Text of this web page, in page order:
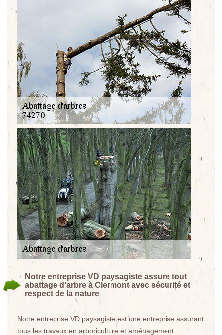
Notre entreprise VD paysagiste assure tout
abattage d’arbre à Clermont avec sécurité et
respect de la nature
Notre entreprise VD paysagiste est une entreprise assurant
tous les travaux en arboriculture et aménagement